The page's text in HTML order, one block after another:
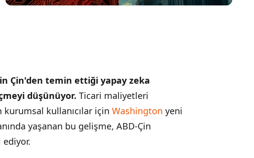
Çin'den temin ettiği yapay zeka
düşünüyor. Ticari maliyetleri
kurumsal kullanıcılar için Washington yeni
yaşanan bu gelişme, ABD-Çin